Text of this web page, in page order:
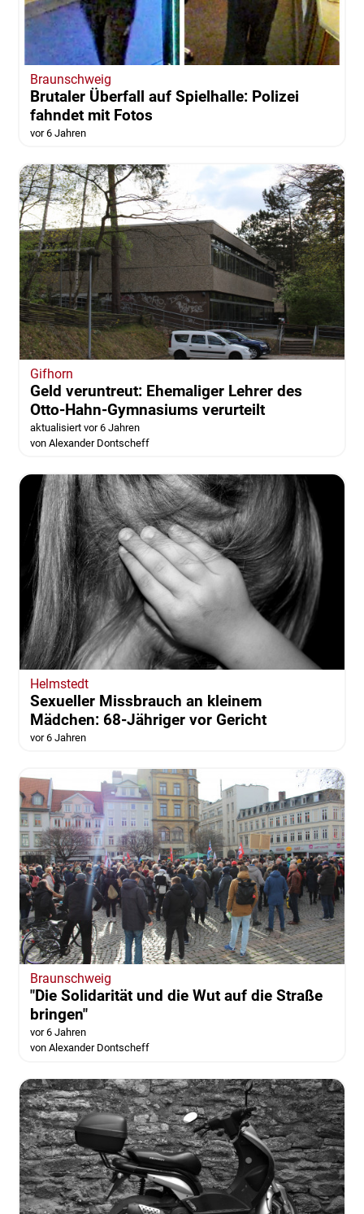
Braunschweig
Brutaler Überfall auf Spielhalle: Polizei
fahndet mit Fotos
vor 6 Jahren
Gifhorn
Geld veruntreut: Ehemaliger Lehrer des
Otto-Hahn-Gymnasiums verurteilt
aktualisiert vor 6 Jahren
von Alexander Dontscheff
Helmstedt
Sexueller Missbrauch an kleinem
Mädchen: 68-Jähriger vor Gericht
vor 6 Jahren
Braunschweig
"Die Solidarität und die Wut auf die Straße
bringen"
vor 6 Jahren
von Alexander Dontscheff